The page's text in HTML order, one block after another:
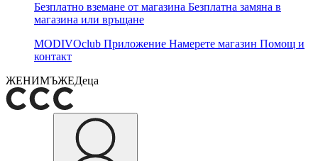
Безплатно вземане от магазина Безплатна замяна в
магазина или връщане
MODIVOclub Приложение Намерете магазин Помощ и
контакт
ЖЕНИМЪЖЕДеца